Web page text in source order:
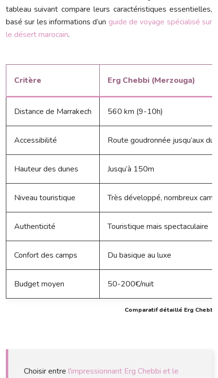
tableau suivant compare leurs caractéristiques essentielles,
basé sur les informations d’un guide de voyage spécialisé sur
le désert marocain.
Comparatif détaillé Erg Chebbi
Critère Erg Chebbi (Merzouga)
Distance de Marrakech 560 km (9-10h)
Accessibilité Route goudronnée jusqu’aux
Hauteur des dunes Jusqu’à 150m
Niveau touristique Très développé, nombreux
Authenticité Touristique mais spectaculaire
Confort des camps Du basique au luxe
Budget moyen 50-200€/nuit
Choisir entre l'impressionnant Erg Chebbi et le